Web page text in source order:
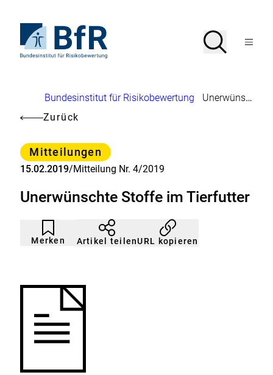
Seiteninhalt
springenStartseite
von
Suche
SucheMenü
Brotkrumennavigation
Bundesinstitut für Risikobewertung
Unerwünschte Stoffe im Tierfutter
Zurück
Kategorie
Mitteilungen
15.02.2019/Mitteilung Nr. 4/2019
Unerwünschte Stoffe im Tierfutter
Merken
Artikel
nicht
gemerkt
Durch
Klicken
der
Artikel teilenURL kopieren